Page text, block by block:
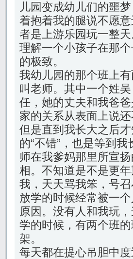
儿园变成幼儿们的噩
着抱着我的腿说不愿
者是上游乐园玩一整
理解一个小孩子在那
的极致。
我幼儿园的那个班上
叫老师。其中一个姓
任，她的丈夫和我爸
家的关系从表面上说还
但是直到我长大之后
的“不错”，也是等到
师在我爹妈那里所宣
相。不知道是不是更
我，天天骂我笨，号
放学的时候经常被一
原因。没有人和我玩
学的时候，有两个班
架。
每天都在提心吊胆中